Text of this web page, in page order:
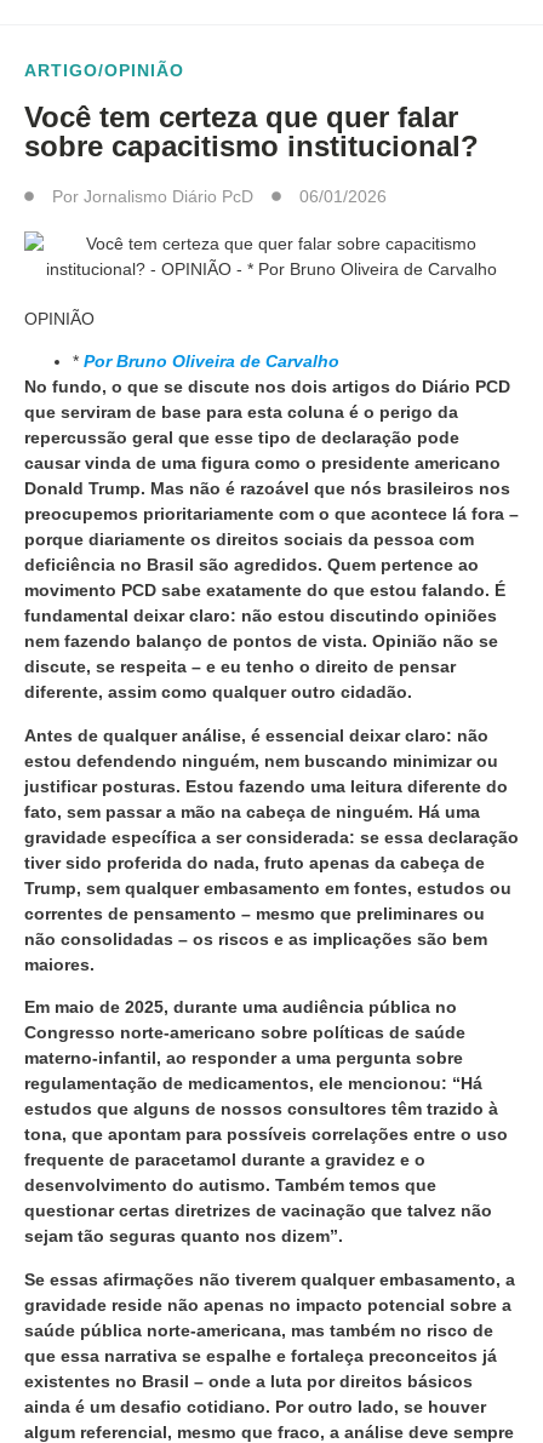
ARTIGO/OPINIÃO
Você tem certeza que quer falar
sobre capacitismo institucional?
Por Jornalismo Diário PcD 06/01/2026
OPINIÃO
* Por Bruno Oliveira de Carvalho
No fundo, o que se discute nos dois artigos do Diário PCD
que serviram de base para esta coluna é o perigo da
repercussão geral que esse tipo de declaração pode
causar vinda de uma figura como o presidente americano
Donald Trump. Mas não é razoável que nós brasileiros nos
preocupemos prioritariamente com o que acontece lá fora –
porque diariamente os direitos sociais da pessoa com
deficiência no Brasil são agredidos. Quem pertence ao
movimento PCD sabe exatamente do que estou falando. É
fundamental deixar claro: não estou discutindo opiniões
nem fazendo balanço de pontos de vista. Opinião não se
discute, se respeita – e eu tenho o direito de pensar
diferente, assim como qualquer outro cidadão.
Antes de qualquer análise, é essencial deixar claro: não
estou defendendo ninguém, nem buscando minimizar ou
justificar posturas. Estou fazendo uma leitura diferente do
fato, sem passar a mão na cabeça de ninguém. Há uma
gravidade específica a ser considerada: se essa declaração
tiver sido proferida do nada, fruto apenas da cabeça de
Trump, sem qualquer embasamento em fontes, estudos ou
correntes de pensamento – mesmo que preliminares ou
não consolidadas – os riscos e as implicações são bem
maiores.
Em maio de 2025, durante uma audiência pública no
Congresso norte-americano sobre políticas de saúde
materno-infantil, ao responder a uma pergunta sobre
regulamentação de medicamentos, ele mencionou: “Há
estudos que alguns de nossos consultores têm trazido à
tona, que apontam para possíveis correlações entre o uso
frequente de paracetamol durante a gravidez e o
desenvolvimento do autismo. Também temos que
questionar certas diretrizes de vacinação que talvez não
sejam tão seguras quanto nos dizem”.
Se essas afirmações não tiverem qualquer embasamento, a
gravidade reside não apenas no impacto potencial sobre a
saúde pública norte-americana, mas também no risco de
que essa narrativa se espalhe e fortaleça preconceitos já
existentes no Brasil – onde a luta por direitos básicos
ainda é um desafio cotidiano. Por outro lado, se houver
algum referencial, mesmo que fraco, a análise deve sempre